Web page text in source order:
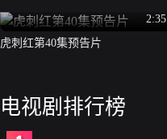
2:35
虎刺红第40集预告片
电视剧排行榜